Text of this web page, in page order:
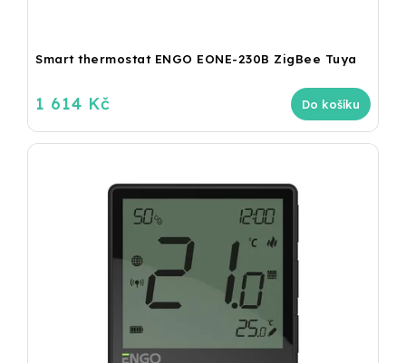
Smart thermostat ENGO EONE-230B ZigBee Tuya
1 614 Kč Do košíku